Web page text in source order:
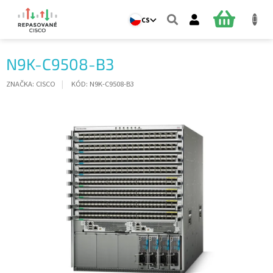
obsah
CS
NÁKUPNÍ
N9K-C9508-B3
ZNAČKA: CISCO KÓD: N9K-C9508-B3